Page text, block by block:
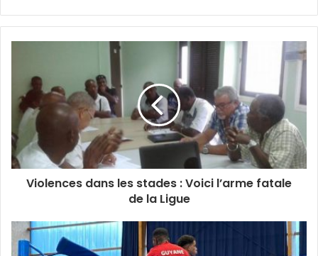
Avant de poursuivre : « Mais ce ne sont pas de bonnes
images. Ce n’est pas bien, parce que ça ouvre une
distraction. Chaque joueur a un état d’esprit très
professionnel, très concentré et ce sujet-là donne
toujours un peu l’impression que ce n’est pas comme ça.
C’est dommage. Nous ne sommes pas le seul club à avoir
ce type de réaction de joueur. Je l’ai vu aussi aujourd’hui à
Dortmund, je l’ai déjà vu à Liverpool, Manchester City… Je
regarde beaucoup de foot et j’ai vu beaucoup de fois des
réactions comme ça. », a-t-il expliqué pour ramener de
l’ordre. A deux semaines de son match de 8e de finale de
Ligue des champions contre Dortmund, on espère que cet
Violences dans les stades : Voici l’arme fatale
de la Ligue